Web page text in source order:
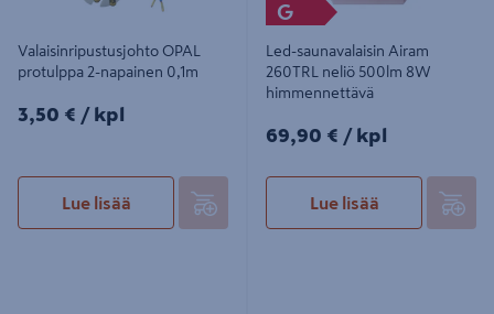
Valaisinripustusjohto OPAL
protulppa 2-napainen 0,1m
3,50€/kpl
3,50 € / kpl
Lue lisää
G
Led-saunavalaisin Airam
260TRL neliö 500lm 8W
himmennettävä
69,90€/kpl
69,90 € / kpl
Lue lisää